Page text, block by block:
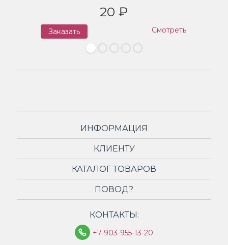
20 ₽
Заказать Смотреть
ИНФОРМАЦИЯ
КЛИЕНТУ
КАТАЛОГ ТОВАРОВ
ПОВОД?
КОНТАКТЫ:
+7-903-955-13-20